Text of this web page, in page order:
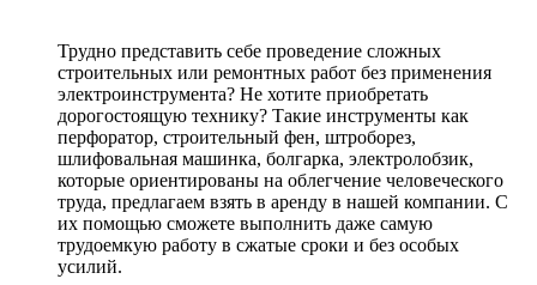
Трудно представить себе проведение сложных
строительных или ремонтных работ без применения
электроинструмента? Не хотите приобретать
дорогостоящую технику? Такие инструменты как
перфоратор, строительный фен, штроборез,
шлифовальная машинка, болгарка, электролобзик,
которые ориентированы на облегчение человеческого
труда, предлагаем взять в аренду в нашей компании. С
их помощью сможете выполнить даже самую
трудоемкую работу в сжатые сроки и без особых
усилий.